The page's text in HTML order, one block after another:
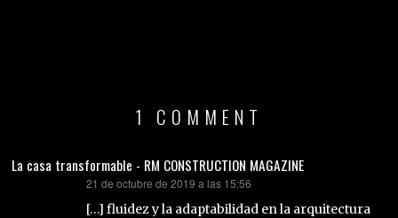
1 COMMENT
La casa transformable - RM CONSTRUCTION MAGAZINE
21 de octubre de 2019 a las 15:56
[…] fluidez y la adaptabilidad en la arquitectura